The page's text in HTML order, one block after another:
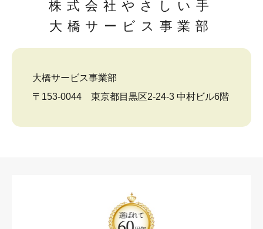
株式会社やさしい手
大橋サービス事業部
大橋サービス事業部
〒153-0044 東京都目黒区2-24-3 中村ビル6階